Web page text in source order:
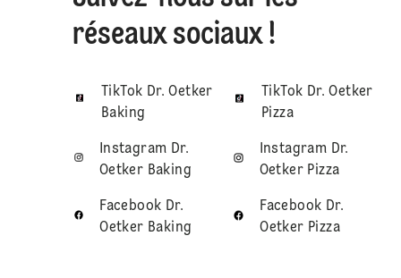
réseaux sociaux !
TikTok Dr. Oetker
Baking
TikTok Dr. Oetker
Pizza
Instagram Dr.
Oetker Baking
Instagram Dr.
Oetker Pizza
Facebook Dr.
Oetker Baking
Facebook Dr.
Oetker Pizza